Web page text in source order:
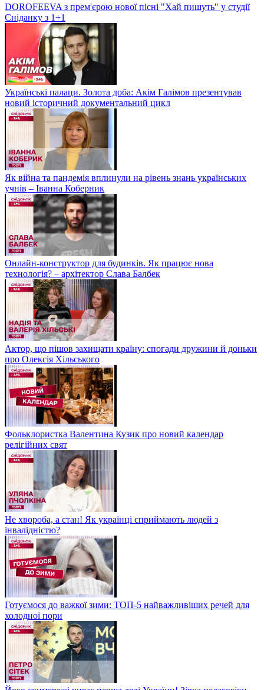
DOROFEEVA з прем'єрою нової пісні "Хай пишуть" у студії
Сніданку з 1+1
Українські палаци. Золота доба: Акім Галімов презентував
новий історичний документальний цикл
Як війна та пандемія вплинули на рівень знань українських
учнів – Іванна Коберник
Онлайн-конструктор для будинків. Як працює нова
технологія? – архітектор Слава Балбек
Актор, що пішов захищати країну: спогади дружини й доньки
про Олексія Хільського
Фольклористка Валентина Кузик про новий календар
релігійних свят
Не хвороба, а стан! Як українці сприймають людей з
інвалідністю?
Готуємося до важкої зими: ТОП-5 найважливіших речей для
холодної пори